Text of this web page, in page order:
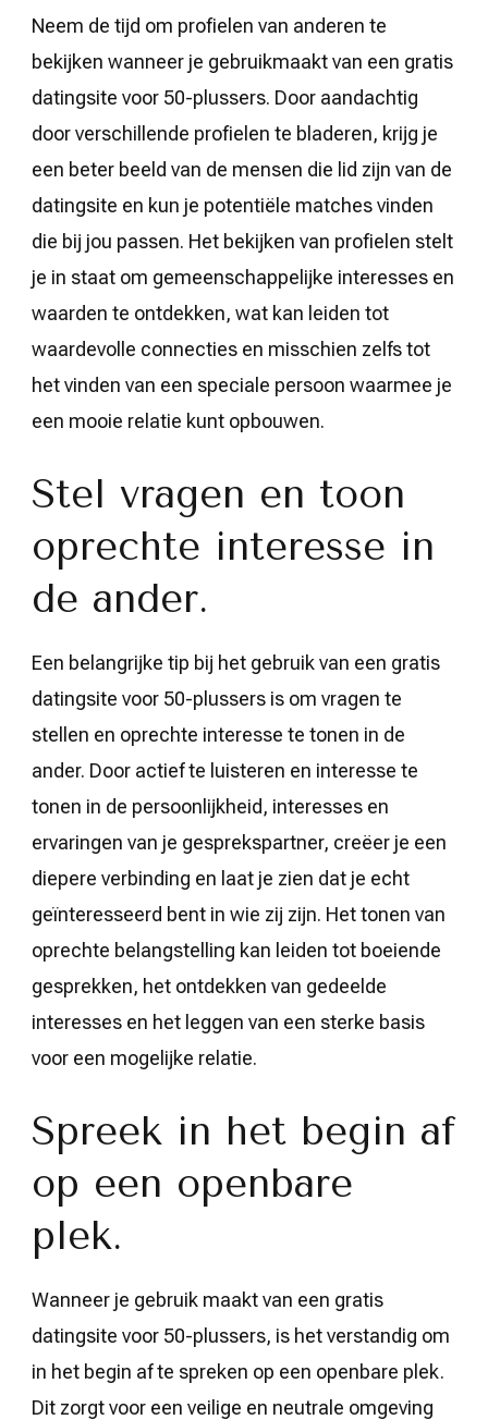
Neem de tijd om profielen van anderen te
bekijken wanneer je gebruikmaakt van een gratis
datingsite voor 50-plussers. Door aandachtig
door verschillende profielen te bladeren, krijg je
een beter beeld van de mensen die lid zijn van de
datingsite en kun je potentiële matches vinden
die bij jou passen. Het bekijken van profielen stelt
je in staat om gemeenschappelijke interesses en
waarden te ontdekken, wat kan leiden tot
waardevolle connecties en misschien zelfs tot
het vinden van een speciale persoon waarmee je
een mooie relatie kunt opbouwen.
Stel vragen en toon
oprechte interesse in
de ander.
Een belangrijke tip bij het gebruik van een gratis
datingsite voor 50-plussers is om vragen te
stellen en oprechte interesse te tonen in de
ander. Door actief te luisteren en interesse te
tonen in de persoonlijkheid, interesses en
ervaringen van je gesprekspartner, creëer je een
diepere verbinding en laat je zien dat je echt
geïnteresseerd bent in wie zij zijn. Het tonen van
oprechte belangstelling kan leiden tot boeiende
gesprekken, het ontdekken van gedeelde
interesses en het leggen van een sterke basis
voor een mogelijke relatie.
Spreek in het begin af
op een openbare
plek.
Wanneer je gebruik maakt van een gratis
datingsite voor 50-plussers, is het verstandig om
in het begin af te spreken op een openbare plek.
Dit zorgt voor een veilige en neutrale omgeving